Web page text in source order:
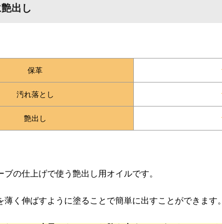
出し
保革
汚れ落とし
艶出し
ブの仕上げで使う艶出し用オイルです。
薄く伸ばすように塗ることで簡単に出すことができます。